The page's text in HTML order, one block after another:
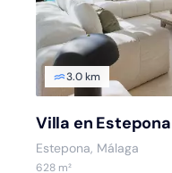
3.0 km
Villa en Estepona
Estepona, Málaga
628 m²